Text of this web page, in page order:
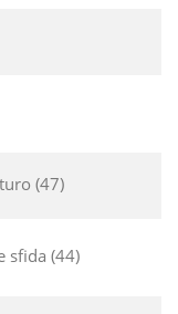
47
sfida 44